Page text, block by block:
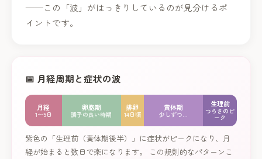
——この「波」がはっきりしているのが見分けるポ
イントです。
📅 月経周期と症状の波
月経
1〜5日
卵胞期
調子の良い時期
排卵
14日頃
黄体期
少しずつ…
生理前
つらさのピ
ーク
紫色の「生理前（黄体期後半）」に症状がピークになり、月
経が始まると数日で楽になります。 この規則的なパターンこ